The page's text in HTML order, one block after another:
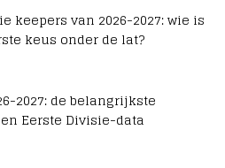
keepers van 2026-2027: wie is
keus onder de lat?
2027: de belangrijkste
Eerste Divisie-data